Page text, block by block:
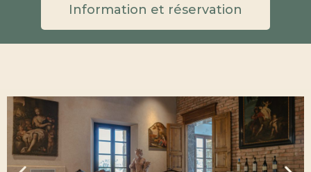
Information et réservation